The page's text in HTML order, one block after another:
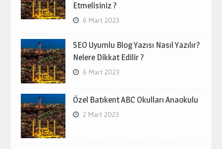
Etmelisiniz ?
6 Mart 2023
SEO Uyumlu Blog Yazısı Nasıl Yazılır?
Nelere Dikkat Edilir ?
6 Mart 2023
Özel Batıkent ABC Okulları Anaokulu
2 Mart 2023